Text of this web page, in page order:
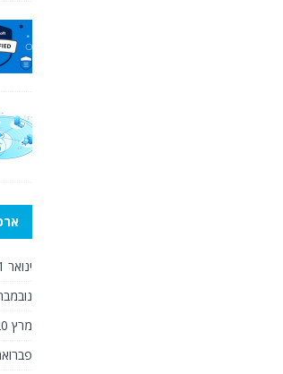
ינואר 2021
נובמבר
מרץ 2020
פברואר